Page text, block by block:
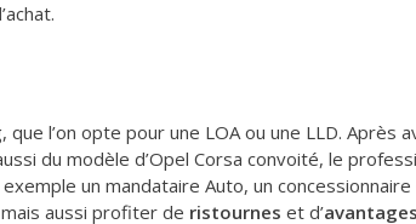
l’on opte pour une LOA ou une LLD. Après
du modèle d’Opel Corsa convoité, le
un mandataire Auto, un
mais aussi profiter de ristournes et d’avantages